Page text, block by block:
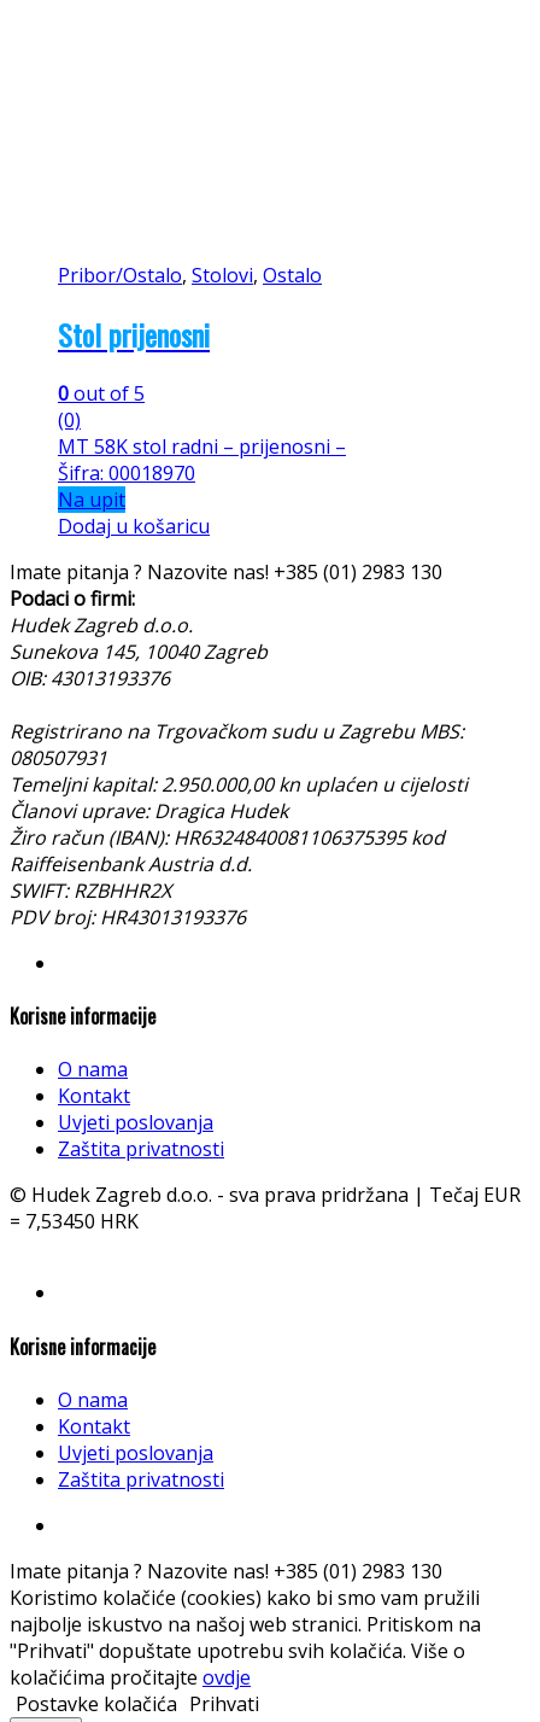
Pribor/Ostalo, Stolovi, Ostalo
Stol prijenosni
0out of 5
(0)
MT 58K stol radni – prijenosni –
Šifra: 00018970
Na upit
Dodaj u košaricu
Imate pitanja ? Nazovite nas! +385 (01) 2983 130
Podaci o firmi:
Hudek Zagreb d.o.o.
Sunekova 145, 10040 Zagreb
OIB: 43013193376
Registrirano na Trgovačkom sudu u Zagrebu MBS:
080507931
Temeljni kapital: 2.950.000,00 kn uplaćen u cijelosti
Članovi uprave: Dragica Hudek
Žiro račun (IBAN): HR6324840081106375395 kod
Raiffeisenbank Austria d.d.
SWIFT: RZBHHR2X
PDV broj: HR43013193376
Korisne informacije
O nama
Kontakt
Uvjeti poslovanja
Zaštita privatnosti
© Hudek Zagreb d.o.o. - sva prava pridržana | Tečaj EUR
= 7,53450 HRK
Korisne informacije
O nama
Kontakt
Uvjeti poslovanja
Zaštita privatnosti
Imate pitanja ? Nazovite nas! +385 (01) 2983 130
Koristimo kolačiće (cookies) kako bi smo vam pružili
najbolje iskustvo na našoj web stranici. Pritiskom na
"Prihvati" dopuštate upotrebu svih kolačića. Više o
kolačićima pročitajte ovdje
Postavke kolačića Prihvati